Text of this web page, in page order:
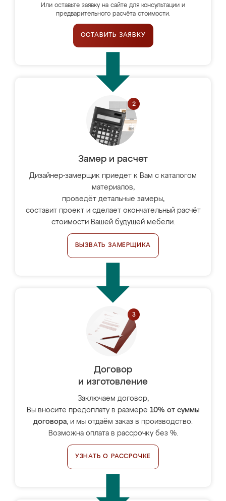
Или оставьте заявку на сайте для консультации и
предварительного расчёта стоимости.
ОСТАВИТЬ ЗАЯВКУ
Замер и расчет
Дизайнер-замерщик приедет к Вам с каталогом
материалов,
проведёт детальные замеры,
составит проект и сделает окончательный расчёт
стоимости Вашей будущей мебели.
ВЫЗВАТЬ ЗАМЕРЩИКА
Договор
и изготовление
Заключаем договор,
Вы вносите предоплату в размере 10% от суммы
договора, и мы отдаём заказ в производство.
Возможна оплата в рассрочку без %.
УЗНАТЬ О РАССРОЧКЕ